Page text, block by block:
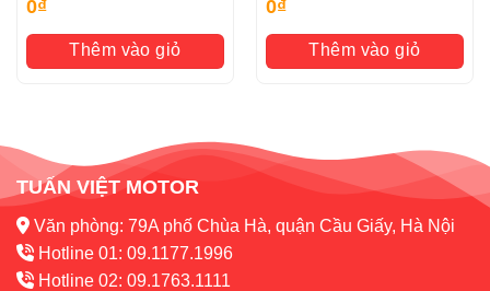
0₫
Thêm vào giỏ
0₫
Thêm vào giỏ
TUẤN VIỆT MOTOR
Văn phòng: 79A phố Chùa Hà, quận Cầu Giấy, Hà Nội
Hotline 01: 09.1177.1996
Hotline 02: 09.1763.1111